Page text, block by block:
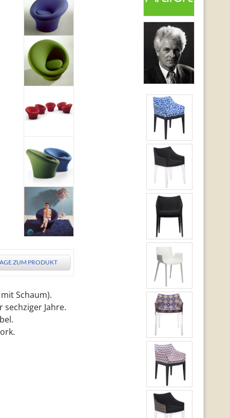
ZUM PRODUKT
Schaum).
Jahre.